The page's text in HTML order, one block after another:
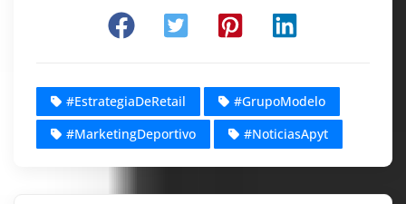
#EstrategiaDeRetail
#GrupoModelo
#MarketingDeportivo
#NoticiasApyt